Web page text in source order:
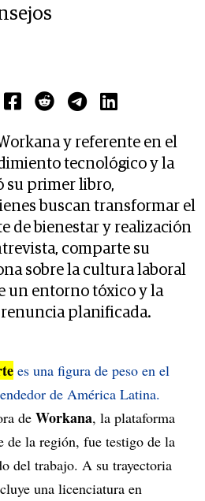
y referente en el
tecnológico y la
su primer libro,
buscan transformar el
de bienestar y realización
comparte su
sobre la cultura laboral
un entorno tóxico y la
planificada.
es una figura de peso en el
de América Latina.
de Workana, la plataforma
de la región, fue testigo de la
del trabajo. A su trayectoria
una licenciatura en